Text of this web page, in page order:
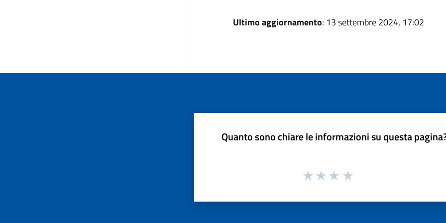
Ultimo aggiornamento: 13 settembre 2024, 17:02
Quanto sono chiare le informazioni su questa